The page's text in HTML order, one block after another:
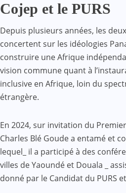
Cojep et le PURS
Depuis plusieurs années, les
concertent sur les idéologies
construire une Afrique
vision commune quant à
inclusive en Afrique, loin du
étrangère.
En 2024, sur invitation du
Charles Blé Goude a entamé et
lequel_ il a participé à des
villes de Yaoundé et Douala _
donné par le Candidat du PURS